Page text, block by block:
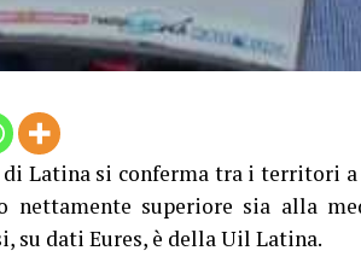
di Latina si conferma tra i territori
nettamente superiore sia alla
su dati Eures, è della Uil Latina.